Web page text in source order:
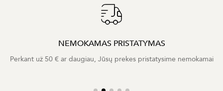
NEMOKAMAS PRISTATYMAS
Perkant už 50 € ar daugiau, Jūsų prekes pristatysime nemokamai